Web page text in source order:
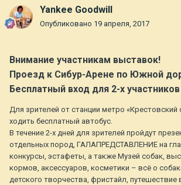
Yankee Goodwill
Опубликовано 19 апреля, 2017
Внимание участникам выставок!
Проезд к Сибур-Арене по Южной
Бесплатный вход для 2-х
Для зрителей от станции метро «Крестовский
ходить бесплатный автобус.
В течение 2-х дней для зрителей пройдут
отдельных пород, ГАЛАПРЕДСТАВЛЕНИЕ на
конкурсы, эстафеты, а также Музей собак,
кормов, аксессуаров, косметики – всё о
детского творчества, фристайл, путешествие